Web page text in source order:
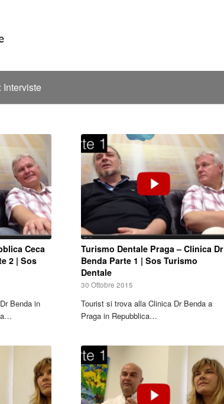
Ceca
2 | Sos
Benda in
Turismo Dentale Praga – Clinica Dr
Benda Parte 1 | Sos Turismo
Dentale
30 Ottobre 2015
Tourist si trova alla Clinica Dr Benda a
Praga in Repubblica…